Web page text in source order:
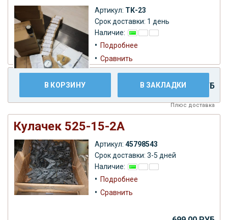
Артикул: ТК-23
Срок доставки: 1 день
Наличие:
• Подробнее
• Сравнить
2.999,00 РУБ
Плюсдоставка
В КОРЗИНУ В ЗАКЛАДКИ
Кулачек 525-15-2А
Артикул: 45798543
Срок доставки: 3-5 дней
Наличие:
• Подробнее
• Сравнить